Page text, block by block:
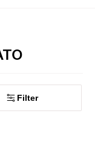
Filter